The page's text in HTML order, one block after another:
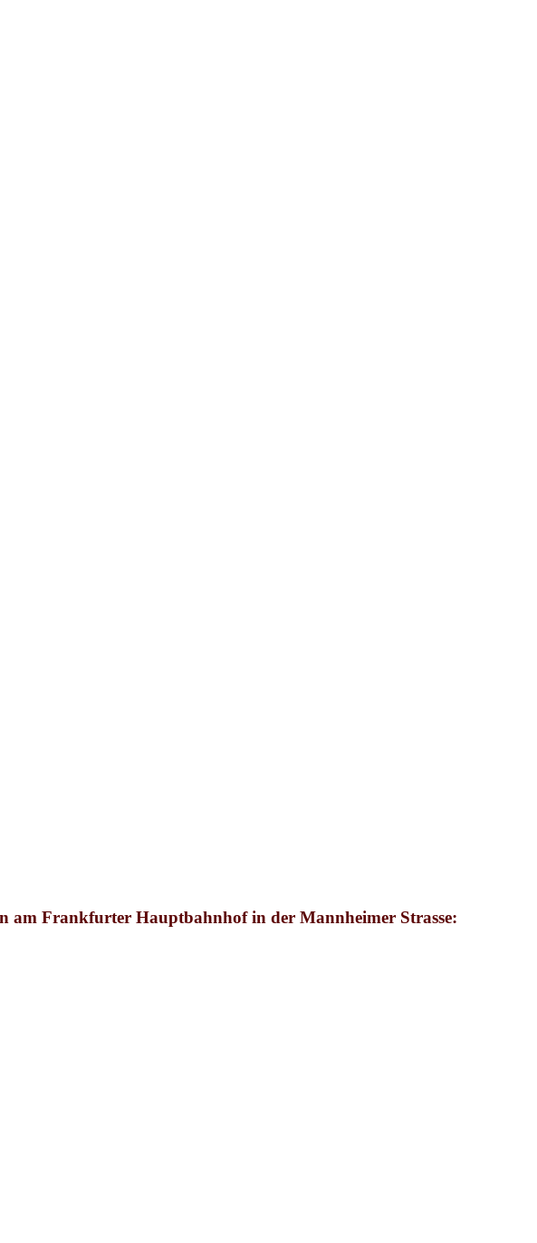
am Frankfurter Hauptbahnhof in der Mannheimer Strasse: